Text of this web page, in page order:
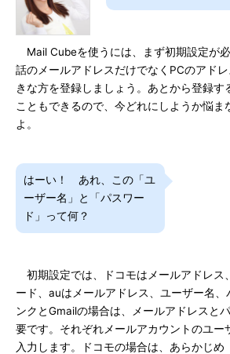
Mail Cubeを使うには、まず初期設定が
話のメールアドレスだけでなくPCのアド
きな方を登録しましょう。あとから登録す
こともできるので、今どれにしようか悩ま
よ。
はーい！ あれ、この「ユ
ーザー名」と「パスワー
ド」って何？
初期設定では、ドコモはメールアドレス
ード、auはメールアドレス、ユーザー名
ンクとGmailの場合は、メールアドレスと
要です。それぞれメールアカウントのユー
入力します。ドコモの場合は、あらかじめ